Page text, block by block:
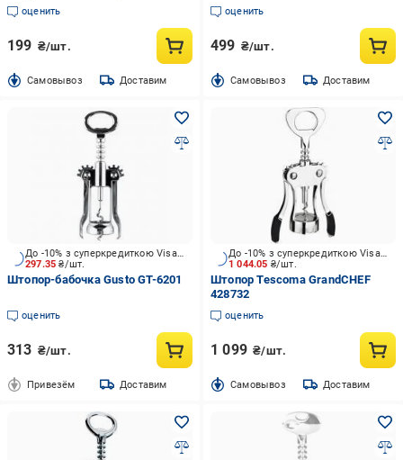
оценить
199 ₴/шт.
Cамовывоз Доставим
оценить
499 ₴/шт.
Cамовывоз Доставим
297.35₴/шт.
До -10% з суперкредиткою Visa Вигода
Штопор-бабочка Gusto GT-6201
оценить
313 ₴/шт.
Привезём Доставим
1 044.05 ₴/шт.
До -10% з суперкредиткою Visa Вигода
Штопор Tescoma GrandCHEF
428732
оценить
1 099 ₴/шт.
Cамовывоз Доставим